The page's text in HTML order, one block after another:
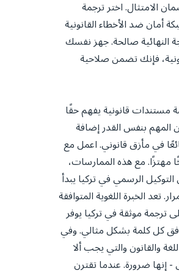
الامتثال. اختر ترجمة
أمان ضد الأخطاء القانونية
النهائية صالحة. جهز نفسك
فإنك تضمن صلاحية
مستندات قانونية يفهم حقًا
المهم بنفس القدر إضافة
في مأزق قانوني. اعمل مع
مهتزًا. مع هذه الممارسات،
الرسمي في تركيا يبدأ
تعد الخبرة اللغوية المتوافقة
ترجمة موثقة في تركيا يوفر
كل كلمة بشكل مثالي. وفي
والقانون والتي يجب ألا
- إنها ضرورة. عندما تقترن